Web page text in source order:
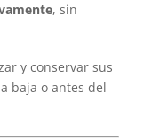
, sin
y conservar sus
baja o antes del